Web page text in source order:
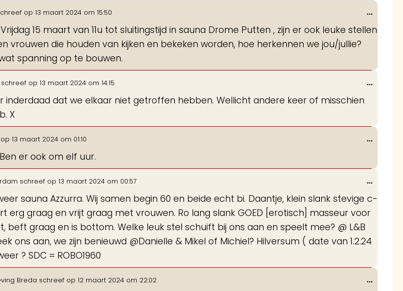
op 13 maart 2024 om 15:50
15 maart van 11u tot sluitingstijd in sauna Drome Putten , zijn er ook leuke stellen
vrouwen die houden van kijken en bekeken worden, hoe herkennen we jou/jullie?
spanning op te bouwen.
...Wissel
schreef op 13 maart 2024 om 14:15
inderdaad dat we elkaar niet getroffen hebben. Wellicht andere keer of misschien
X
...Wissel
13 maart 2024 om 01:10
er ook om elf uur.
...Wissel
schreef op 13 maart 2024 om 00:57
sauna Azzurra. Wij samen begin 60 en beide echt bi. Daantje, klein slank stevige c-
erg graag en vrijt graag met vrouwen. Ro lang slank GOED [erotisch] masseur voor
beft graag en is bottom. Welke leuk stel schuift bij ons aan en speelt mee? @ L&B
ons aan, we zijn benieuwd @Danielle & Mikel of Michiel? Hilversum ( date van 1.2.24
? SDC = ROBO1960
...Wissel
Breda schreef op 12 maart 2024 om 22:02 ...Wissel